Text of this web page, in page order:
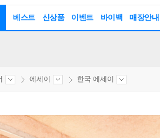
베스트 신상품 이벤트 바이백 매장안내
에세이 한국 에세이